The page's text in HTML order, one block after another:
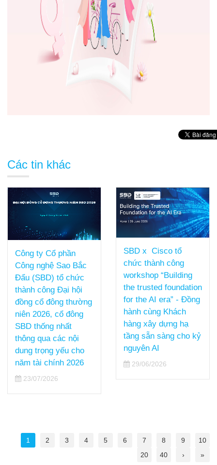
Các tin khác
Công ty Cổ phần
Công nghệ Sao Bắc
Đẩu (SBD) tổ chức
thành công Đại hội
đồng cổ đông thường
niên 2026, cổ đông
SBD thống nhất
thông qua các nội
dung trọng yếu cho
năm tài chính 2026
23/07/2026
SBD x Cisco tổ
chức thành công
workshop “Building
the trusted foundation
for the AI era” - Đồng
hành cùng Khách
hàng xây dựng hạ
tầng sẵn sàng cho kỷ
nguyên AI
29/06/2026
1 2 3 4 5 6 7 8 9
10
20
40 › »